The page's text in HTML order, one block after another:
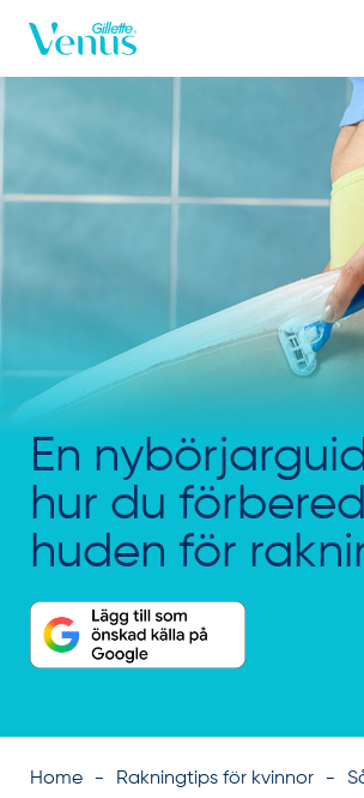
En
hur du
huden för
Home Rakningtips för kvinnor